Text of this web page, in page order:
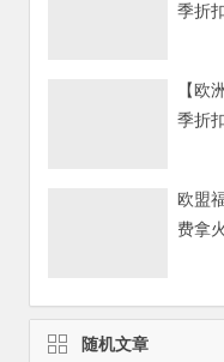
季折
【欧
季折
欧盟
费拿
随机文章